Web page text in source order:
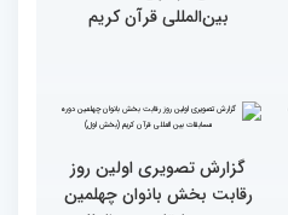
گزارش تصویری بازدید
کریم از باغ موزه دفاع
مقدس(بخش دوم)